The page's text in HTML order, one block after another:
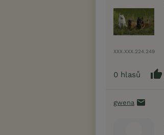
XXX.XXX.224.249
0 hlasů
gwena